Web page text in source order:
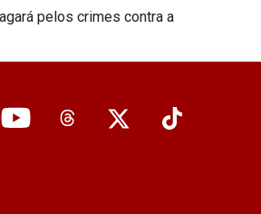
pelos crimes contra a